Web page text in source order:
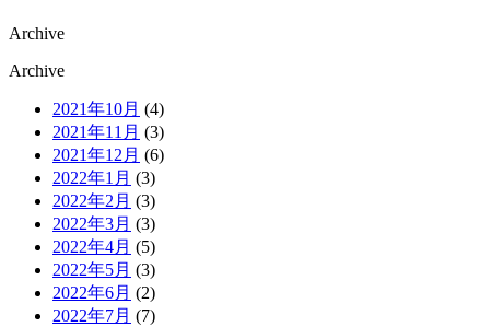
Archive
Archive
2021年10月 (4)
2021年11月 (3)
2021年12月 (6)
2022年1月 (3)
2022年2月 (3)
2022年3月 (3)
2022年4月 (5)
2022年5月 (3)
2022年6月 (2)
2022年7月 (7)